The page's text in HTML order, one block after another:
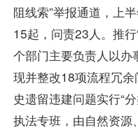
阻线索”举报通道，上
15起，问责23人。推
个部门主要负责人以
现并整改18项流程冗
史遗留违建问题实行“
执法专班，由自然资源